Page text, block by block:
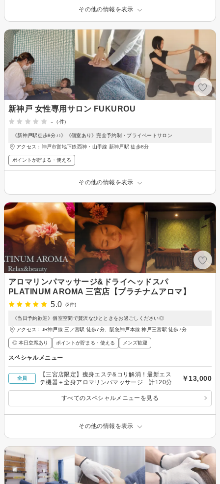
その他の情報を表示
新神戸 女性専用サロン FUKUROU
-
(-件)
《新神戸駅徒歩8分♪♪》《個室あり》完全予約制・プライベートサロン
アクセス：神戸市営地下鉄西神・山手線 新神戸駅 徒歩8分
ポイントが貯まる・使える
その他の情報を表示
アロマリンパマッサージ&ドライヘッドスパ
PLATINUM AROMA 三宮店【プラチナムアロマ】
5.0
(2件)
《当日予約歓迎》個室空間で贅沢なひとときをお過ごしください◎
アクセス：JR神戸線 三ノ宮駅 徒歩7分、阪急神戸本線 神戸三宮駅 徒歩7分
◎ 本日空席あり ポイントが貯まる・使える メンズ歓迎
スペシャルメニュー
全員
【三宮店限定】痩身エステ&コリ解消！最新エス
テ機器＋全身アロマリンパマッサージ 計120分
￥13,000
すべてのスペシャルメニューを見る
その他の情報を表示